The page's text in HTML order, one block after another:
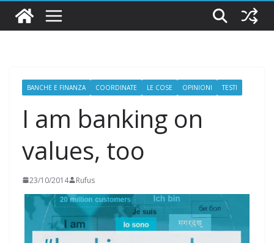
BANCHE E FINANZA COORDINATE LE COSE OPINIONI TESTI
I am banking on
values, too
23/10/2014 Rufus